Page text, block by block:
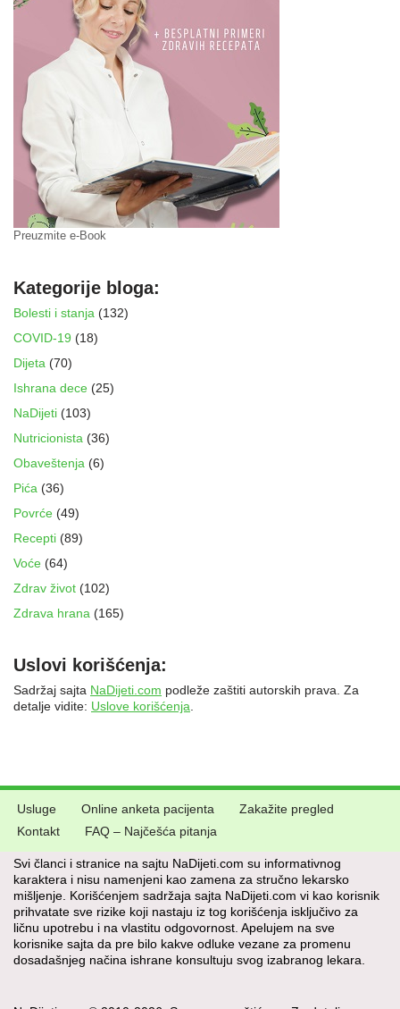
Preuzmite e-Book
Kategorije bloga:
Bolesti i stanja (132)
COVID-19 (18)
Dijeta (70)
Ishrana dece (25)
NaDijeti (103)
Nutricionista (36)
Obaveštenja (6)
Pića (36)
Povrće (49)
Recepti (89)
Voće (64)
Zdrav život (102)
Zdrava hrana (165)
Uslovi korišćenja:
Sadržaj sajta NaDijeti.com podleže zaštiti autorskih prava. Za
detalje vidite: Uslove korišćenja.
Usluge Online anketa pacijenta
Zakažite pregled
Kontakt
FAQ – Najčešća pitanja
Svi članci i stranice na sajtu NaDijeti.com su informativnog
karaktera i nisu namenjeni kao zamena za stručno lekarsko
mišljenje. Korišćenjem sadržaja sajta NaDijeti.com vi kao korisnik
prihvatate sve rizike koji nastaju iz tog korišćenja isključivo za
ličnu upotrebu i na vlastitu odgovornost. Apelujem na sve
korisnike sajta da pre bilo kakve odluke vezane za promenu
dosadašnjeg načina ishrane konsultuju svog izabranog lekara.